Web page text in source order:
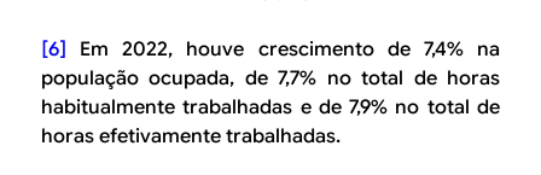
[6] Em 2022, houve crescimento de 7,4% na
população ocupada, de 7,7% no total de horas
habitualmente trabalhadas e de 7,9% no total de
horas efetivamente trabalhadas.